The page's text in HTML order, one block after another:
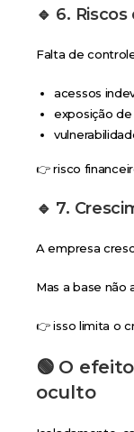
🔹 6.
Falta de
acessos
exposição
👉 risco
🔹 7.
A empresa
Mas a base não
👉 isso limita o
🟢 O
oculto